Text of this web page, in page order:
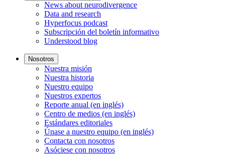
News about neurodivergence
Data and research
Hyperfocus podcast
Subscripción del boletín informativo
Understood blog
Nosotros
Nuestra misión
Nuestra historia
Nuestro equipo
Nuestros expertos
Reporte anual (en inglés)
Centro de medios (en inglés)
Estándares editoriales
Únase a nuestro equipo (en inglés)
Contacta con nosotros
Asóciese con nosotros